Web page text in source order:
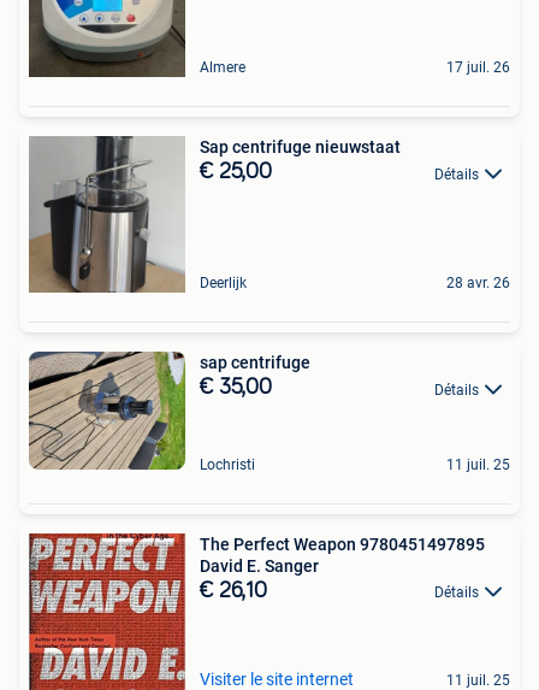
Almere 17 juil. 26
Sap centrifuge nieuwstaat
€ 25,00 Détails
Deerlijk 28 avr. 26
sap centrifuge
€ 35,00 Détails
Lochristi 11 juil. 25
The Perfect Weapon 9780451497895
David E. Sanger
€ 26,10 Détails
Visiter le site internet 11 juil. 25